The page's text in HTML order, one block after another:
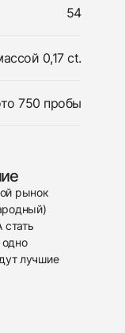
54
0,17 ct.
750 пробы
рынок
лучшие